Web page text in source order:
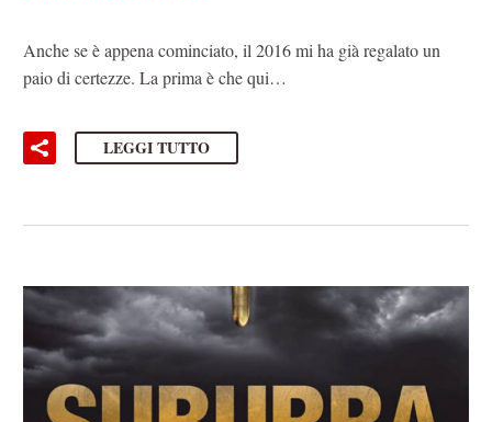
Anche se è appena cominciato, il 2016 mi ha già regalato un
paio di certezze. La prima è che qui…
LEGGI TUTTO